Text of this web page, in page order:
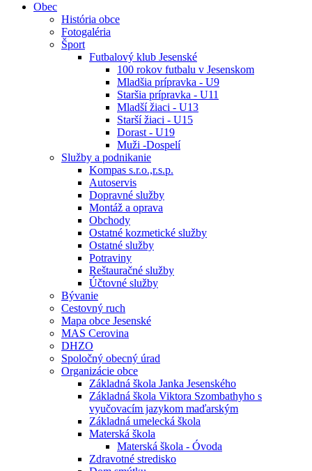
Obec
História obce
Fotogaléria
Šport
Futbalový klub Jesenské
100 rokov futbalu v Jesenskom
Mladšia prípravka - U9
Staršia prípravka - U11
Mladší žiaci - U13
Starší žiaci - U15
Dorast - U19
Muži -Dospelí
Služby a podnikanie
Kompas s.r.o.,r.s.p.
Autoservis
Dopravné služby
Montáž a oprava
Obchody
Ostatné kozmetické služby
Ostatné služby
Potraviny
Reštauračné služby
Účtovné služby
Bývanie
Cestovný ruch
Mapa obce Jesenské
MAS Cerovina
DHZO
Spoločný obecný úrad
Organizácie obce
Základná škola Janka Jesenského
Základná škola Viktora Szombathyho s
vyučovacím jazykom maďarským
Základná umelecká škola
Materská škola
Materská škola - Óvoda
Zdravotné stredisko